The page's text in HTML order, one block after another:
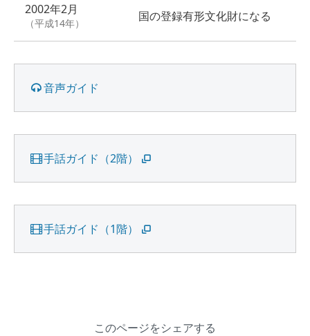
2002年2月
（平成14年） 国の登録有形文化財になる
音声ガイド
手話ガイド（2階）
手話ガイド（1階）
このページをシェアする